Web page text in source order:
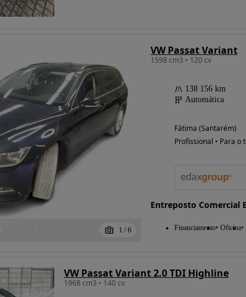
1 / 6
VW Passat Variant
1598 cm3 • 120 cv
138 156 km
Automática
Fátima (Santarém)
Profissional • Para o
Entreposto Comercial
Financiamento Oficina
VW Passat Variant 2.0 TDI Highline
1968 cm3 • 140 cv